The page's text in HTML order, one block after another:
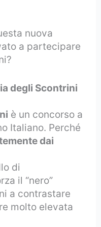
nuova
a partecipare
degli Scontrini
è un concorso a
Italiano. Perché
dai
di
il “nero”
a contrastare
molto elevata